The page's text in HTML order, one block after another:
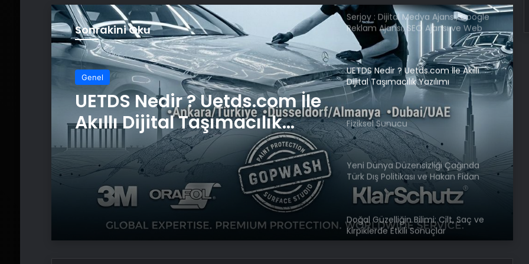
Sonrakini Oku
Genel
UETDS Nedir ? Uetds.com İle
Akıllı Dijital Taşımacılık
Yazılımı
Serjoy : Dijital Medya Ajansı, Google
Reklam Ajansı, SEO Ajansı ve Web
Tasarım Ajansı
UETDS Nedir ? Uetds.com İle Akıllı
Dijital Taşımacılık Yazılımı
Fiziksel Sunucu
Yeni Dünya Düzensizliği Çağında
Türk Dış Politikası ve Hakan Fidan
Faktörü
Doğal Güzelliğin Bilimi: Cilt, Saç ve
Kirpiklerde Etkili Sonuçlar